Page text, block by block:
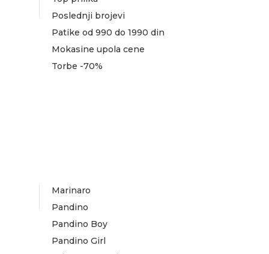
Poslednji brojevi
Patike od 990 do 1990 din
Mokasine upola cene
Torbe -70%
Marinaro
Pandino
Pandino Boy
Pandino Girl